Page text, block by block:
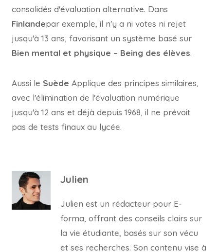
consolidés d'évaluation alternative. Dans
Finlandepar exemple, il n'y a ni votes ni rejet
jusqu'à 13 ans, favorisant un système basé sur
Bien mental et physique – Being des élèves.
Aussi le Suède Applique des principes similaires,
avec l'élimination de l'évaluation numérique
jusqu'à 12 ans et déjà depuis 1968, il ne prévoit
pas de tests finaux au lycée.
Julien
Julien est un rédacteur pour E-
forma, offrant des conseils clairs sur
la vie étudiante, basés sur son vécu
et ses recherches. Son contenu vise à